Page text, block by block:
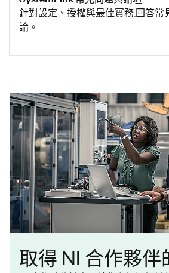
針對設定、授權與最佳實務,回答常
論。
取得 NI 合作夥伴